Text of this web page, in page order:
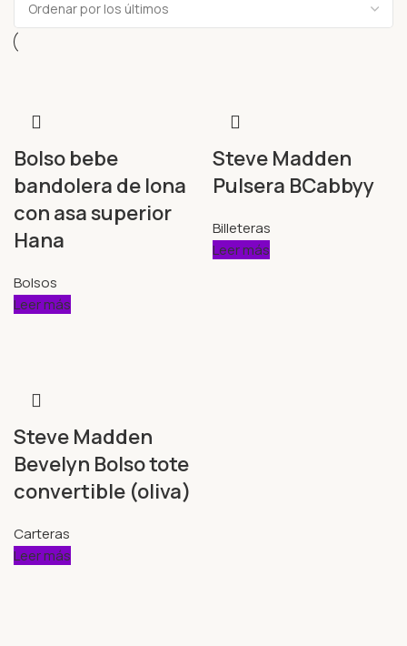
Bolso bebe
bandolera de lona
con asa superior
Hana
Bolsos
Leer más
Steve Madden
Pulsera BCabbyy
Billeteras
Leer más
Steve Madden
Bevelyn Bolso tote
convertible (oliva)
Carteras
Leer más